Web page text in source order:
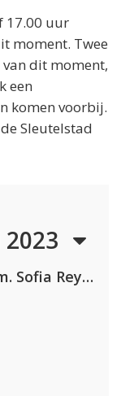
17.00 uur
moment. Twee
dit moment,
een
komen voorbij.
Sleutelstad
Kris Kross Amsterdam. Sofia Reyes & Tinie Tempah